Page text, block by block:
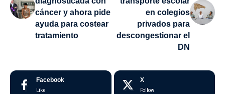
cáncer y ahora pide
ayuda para costear
tratamiento
en colegios
privados para
descongestionar el
DN
Facebook
Like
X
Follow